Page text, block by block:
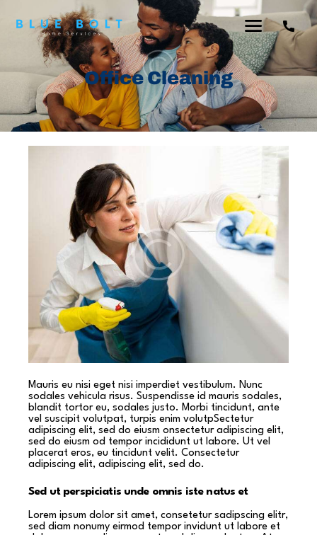
Office Cleaning
Mauris eu nisi eget nisi imperdiet vestibulum. Nunc
sodales vehicula risus. Suspendisse id mauris sodales,
blandit tortor eu, sodales justo. Morbi tincidunt, ante
vel suscipit volutpat, turpis enim volutpSectetur
adipiscing elit, sed do eiusm onsectetur adipiscing elit,
sed do eiusm od tempor incididunt ut labore. Ut vel
placerat eros, eu tincidunt velit. Consectetur
adipiscing elit, adipiscing elit, sed do.
Sed ut perspiciatis unde omnis iste natus et
Lorem ipsum dolor sit amet, consetetur sadipscing elitr,
sed diam nonumy eirmod tempor invidunt ut labore et